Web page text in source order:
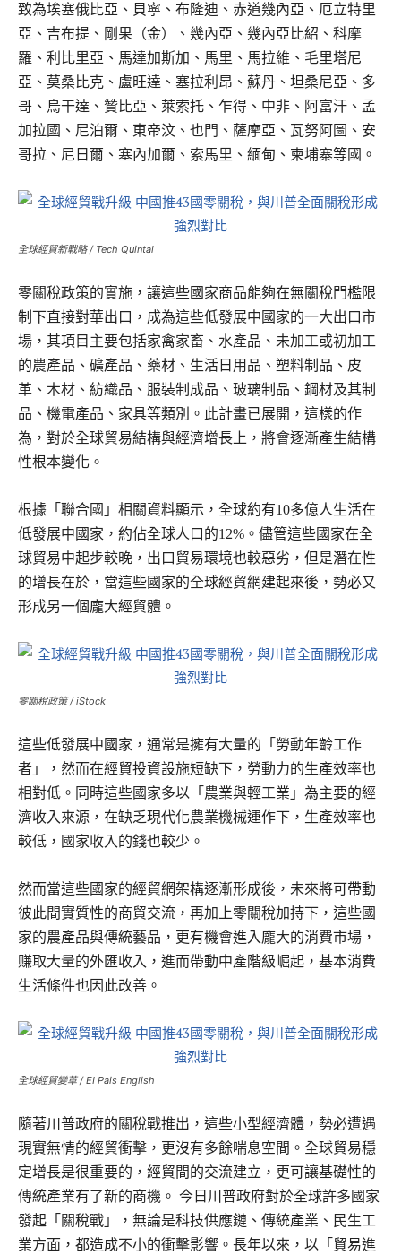
致為埃塞俄比亞、貝寧、布隆迪、赤道幾內亞、厄立特里
亞、吉布提、剛果（金）、幾內亞、幾內亞比紹、科摩
羅、利比里亞、馬達加斯加、馬里、馬拉維、毛里塔尼
亞、莫桑比克、盧旺達、塞拉利昂、蘇丹、坦桑尼亞、多
哥、烏干達、贊比亞、萊索托、乍得、中非、阿富汗、孟
加拉國、尼泊爾、東帝汶、也門、薩摩亞、瓦努阿圖、安
哥拉、尼日爾、塞內加爾、索馬里、緬甸、柬埔寨等國。
全球經貿新戰略 / Tech Quintal
零關稅政策的實施，讓這些國家商品能夠在無關稅門檻限
制下直接對華出口，成為這些低發展中國家的一大出口市
場，其項目主要包括家禽家畜、水產品、未加工或初加工
的農產品、礦產品、藥材、生活日用品、塑料制品、皮
革、木材、紡織品、服裝制成品、玻璃制品、鋼材及其制
品、機電產品、家具等類別。此計畫已展開，這樣的作
為，對於全球貿易結構與經濟增長上，將會逐漸產生結構
性根本變化。
根據「聯合國」相關資料顯示，全球約有10多億人生活在
低發展中國家，約佔全球人口的12%。儘管這些國家在全
球貿易中起步較晚，出口貿易環境也較惡劣，但是潛在性
的增長在於，當這些國家的全球經貿網建起來後，勢必又
形成另一個龐大經貿體。
零關稅政策 / iStock
這些低發展中國家，通常是擁有大量的「勞動年齡工作
者」，然而在經貿投資設施短缺下，勞動力的生產效率也
相對低。同時這些國家多以「農業與輕工業」為主要的經
濟收入來源，在缺乏現代化農業機械運作下，生產效率也
較低，國家收入的錢也較少。
然而當這些國家的經貿網架構逐漸形成後，未來將可帶動
彼此間實質性的商貿交流，再加上零關稅加持下，這些國
家的農產品與傳統藝品，更有機會進入龐大的消費市場，
赚取大量的外匯收入，進而帶動中產階級崛起，基本消費
生活條件也因此改善。
全球經貿變革 / EI Pais English
隨著川普政府的關稅戰推出，這些小型經濟體，勢必遭遇
現實無情的經貿衝擊，更沒有多餘喘息空間。全球貿易穩
定增長是很重要的，經貿間的交流建立，更可讓基礎性的
傳統產業有了新的商機。 今日川普政府對於全球許多國家
發起「關稅戰」，無論是科技供應鏈、傳統產業、民生工
業方面，都造成不小的衝擊影響。長年以來，以「貿易進